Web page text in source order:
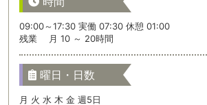
09:00～17:30 実働 07:30 休憩 01:00
残業 月 10 ～ 20時間
曜日・日数
月 火 水 木 金 週5日